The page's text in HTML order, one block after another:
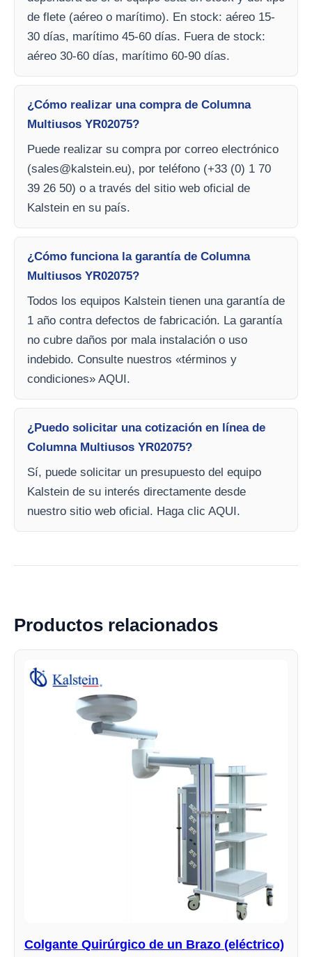
de flete (aéreo o marítimo). En stock: aéreo 15-
30 días, marítimo 45-60 días. Fuera de stock:
aéreo 30-60 días, marítimo 60-90 días.
¿Cómo realizar una compra de Columna
Multiusos YR02075?
Puede realizar su compra por correo electrónico
(sales@kalstein.eu), por teléfono (+33 (0) 1 70
39 26 50) o a través del sitio web oficial de
Kalstein en su país.
¿Cómo funciona la garantía de Columna
Multiusos YR02075?
Todos los equipos Kalstein tienen una garantía de
1 año contra defectos de fabricación. La garantía
no cubre daños por mala instalación o uso
indebido. Consulte nuestros «términos y
condiciones» AQUI.
¿Puedo solicitar una cotización en línea de
Columna Multiusos YR02075?
Sí, puede solicitar un presupuesto del equipo
Kalstein de su interés directamente desde
nuestro sitio web oficial. Haga clic AQUI.
Productos relacionados
Colgante Quirúrgico de un Brazo (eléctrico)